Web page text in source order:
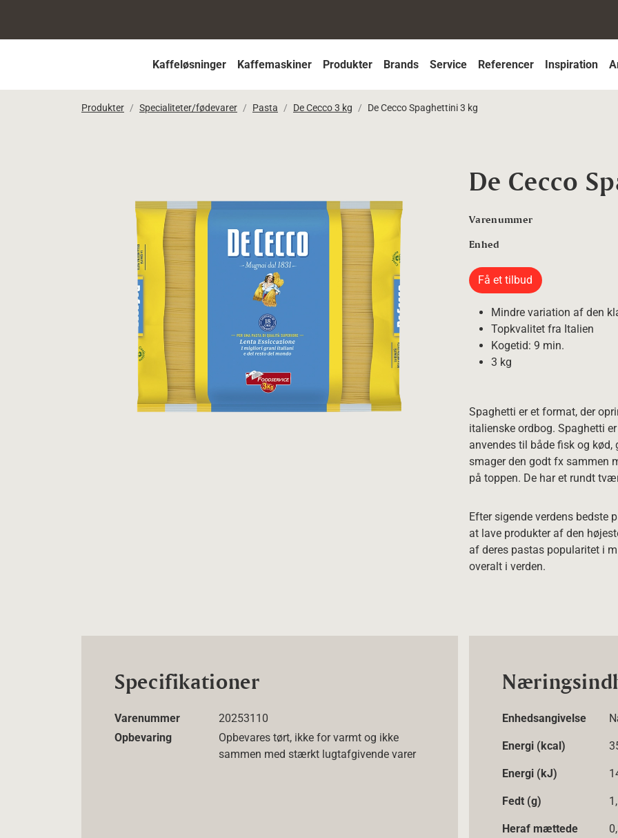
Kaffeløsninger Kaffemaskiner Produkter Brands Service Referencer Inspiration
Produkter Specialiteter/fødevarer Pasta De Cecco 3 kg De Cecco Spaghettini 3 kg
De Cecco
Varenummer
Enhed
Få et tilbud
Mindre variation af den
Topkvalitet fra Italien
Kogetid: 9 min.
3 kg
Spaghetti er et format, der
italienske ordbog. Spaghetti
anvendes til både fisk og
smager den godt fx sammen
på toppen. De har et rundt
Efter sigende verdens bedste
at lave produkter af den
af deres pastas popularitet i
overalt i verden.
Specifikationer
Varenummer
20253110
Opbevaring
Opbevares tørt, ikke for varmt og ikke
sammen med stærkt lugtafgivende varer
Enhedsangivelse
Energi (kcal)
Energi (kJ)
Fedt (g)
Heraf mættede